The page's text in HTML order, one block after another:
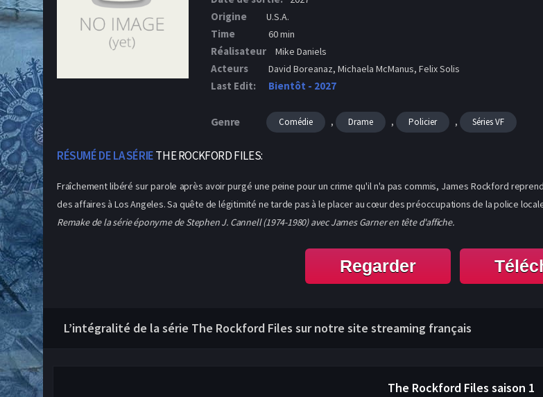
Origine U.S.A.
Time 60 min
Réalisateur Mike Daniels
Acteurs David Boreanaz, Michaela McManus, Felix Solis
Last Edit: Bientôt - 2027
Genre Comédie , Drame , Policier , Séries VF
RÉSUMÉ DE LA SÉRIETHE ROCKFORD FILES:
Fraîchement libéré sur parole après avoir purgé une peine pour un crime qu'il n'a pas commis, James Rockford
des affaires à Los Angeles. Sa quête de légitimité ne tarde pas à le placer au cœur des préoccupations de la police
Remake de la série éponyme de Stephen J. Cannell (1974-1980) avec James Garner en tête d'affiche.
Regarder
L’intégralité de la série The Rockford Files sur notre site streaming français
The Rockford Files saison 1